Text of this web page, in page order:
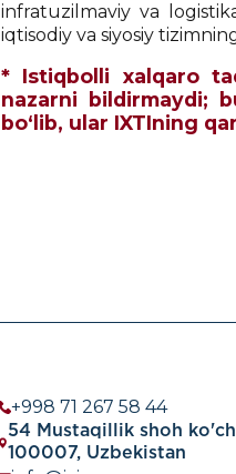
infratuzilmaviy va
iqtisodiy va siyosiy
* Istiqbolli xalqaro
nazarni bildirmaydi;
bo‘lib, ular IXTIning
+998 71 267 58 44
54 Mustaqillik shoh
100007, Uzbekistan